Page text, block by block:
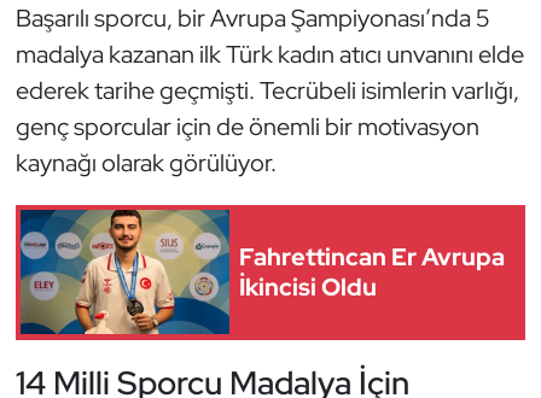
Başarılı sporcu, bir Avrupa Şampiyonası’nda 5
madalya kazanan ilk Türk kadın atıcı unvanını elde
ederek tarihe geçmişti. Tecrübeli isimlerin varlığı,
genç sporcular için de önemli bir motivasyon
kaynağı olarak görülüyor.
Fahrettincan Er Avrupa
İkincisi Oldu
14 Milli Sporcu Madalya İçin
Paralimpik
Ragbi
Satranç
Su Topu
Sualtı Sporları
Tekvando
Tenis